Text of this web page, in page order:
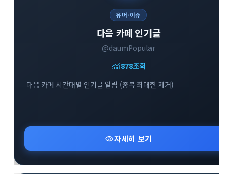
유머·이슈
다음 카페 인기글
@daumPopular
monitoring878조회
다음 카페 시간대별 인기글 알림 (중복 최대한 제거)
visibility자세히 보기